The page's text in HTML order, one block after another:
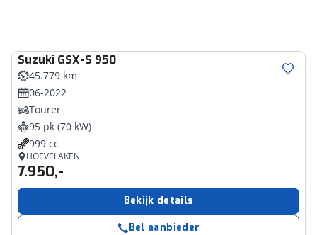
Suzuki GSX-S 950
45.779 km
06-2022
Tourer
95 pk (70 kW)
999 cc
HOEVELAKEN
7.950,-
Bekijk details
Bel aanbieder